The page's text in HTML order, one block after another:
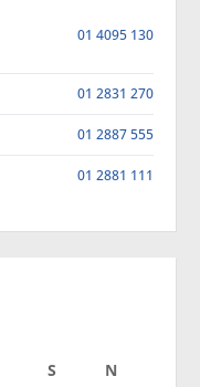
01 4095 130
01 2831 270
01 2887 555
01 2881 111
S N